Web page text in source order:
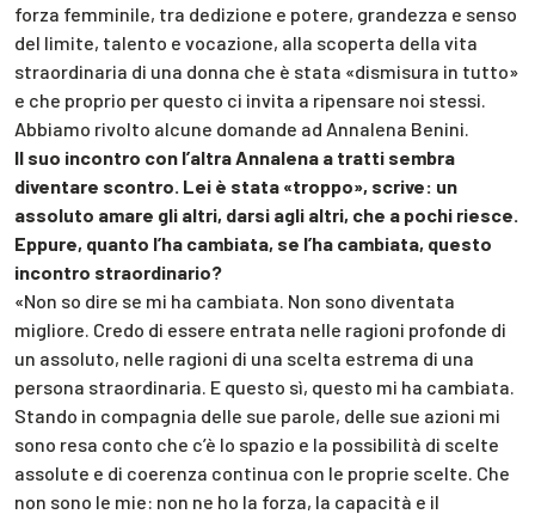
forza femminile, tra dedizione e potere, grandezza e senso
del limite, talento e vocazione, alla scoperta della vita
straordinaria di una donna che è stata «dismisura in tutto»
e che proprio per questo ci invita a ripensare noi stessi.
Abbiamo rivolto alcune domande ad Annalena Benini.
Il suo incontro con l’altra Annalena a tratti sembra
diventare scontro. Lei è stata «troppo», scrive: un
assoluto amare gli altri, darsi agli altri, che a pochi riesce.
Eppure, quanto l’ha cambiata, se l’ha cambiata, questo
incontro straordinario?
«Non so dire se mi ha cambiata. Non sono diventata
migliore. Credo di essere entrata nelle ragioni profonde di
un assoluto, nelle ragioni di una scelta estrema di una
persona straordinaria. E questo sì, questo mi ha cambiata.
Stando in compagnia delle sue parole, delle sue azioni mi
sono resa conto che c’è lo spazio e la possibilità di scelte
assolute e di coerenza continua con le proprie scelte. Che
non sono le mie: non ne ho la forza, la capacità e il